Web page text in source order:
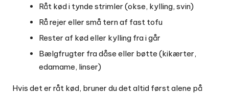
Råt kød i tynde strimler (okse, kylling, svin)
Rå rejer eller små tern af fast tofu
Rester af kød eller kylling fra i går
Bælgfrugter fra dåse eller bøtte (kikærter,
edamame, linser)
Hvis det er råt kød, bruner du det altid først alene på